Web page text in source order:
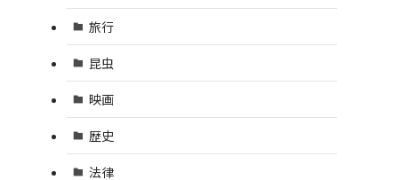
旅行
昆虫
映画
歴史
法律